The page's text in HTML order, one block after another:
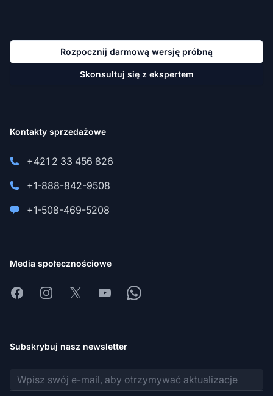
Rozpocznij darmową wersję próbną
Skonsultuj się z ekspertem
Kontakty sprzedażowe
+421 2 33 456 826
+1-888-842-9508
+1-508-469-5208
Media społecznościowe
FacebookInstagram
X YoutubeWhatsapp
Subskrybuj nasz newsletter
Adres e-mail